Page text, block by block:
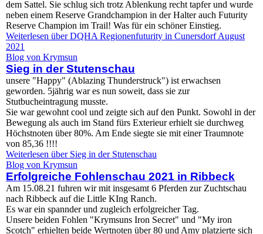
dem Sattel. Sie schlug sich trotz Ablenkung recht tapfer und wurde
neben einem Reserve Grandchampion in der Halter auch Futurity
Reserve Champion im Trail! Was für ein schöner Einstieg.
Weiterlesen über DQHA Regionenfuturity in Cunersdorf August
2021
Blog von Krymsun
Sieg in der Stutenschau
unsere "Happy" (Ablazing Thunderstruck") ist erwachsen
geworden. 5jährig war es nun soweit, dass sie zur
Stutbucheintragung musste.
Sie war gewohnt cool und zeigte sich auf den Punkt. Sowohl in der
Bewegung als auch im Stand fürs Exterieur erhielt sie durchweg
Höchstnoten über 80%. Am Ende siegte sie mit einer Traumnote
von 85,36 !!!!
Weiterlesen über Sieg in der Stutenschau
Blog von Krymsun
Erfolgreiche Fohlenschau 2021 in Ribbeck
Am 15.08.21 fuhren wir mit insgesamt 6 Pferden zur Zuchtschau
nach Ribbeck auf die Little KIng Ranch.
Es war ein spannder und zugleich erfolgreicher Tag.
Unsere beiden Fohlen "Krymsuns Iron Secret" und "My iron
Scotch" erhielten beide Wertnoten über 80 und Amy platzierte sich